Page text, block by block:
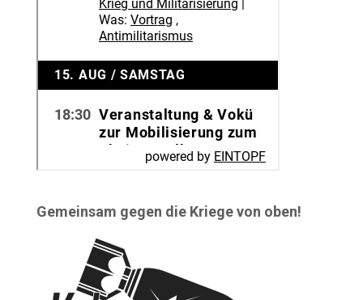
Gemeinsam gegen die Kriege von oben!